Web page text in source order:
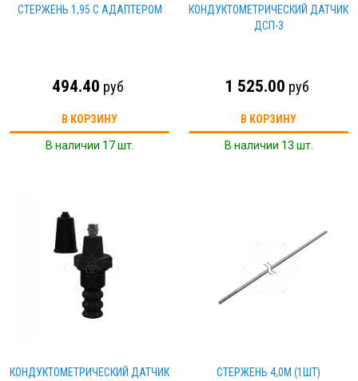
СТЕРЖЕНЬ 1,95 С АДАПТЕРОМ
494.40 руб
В КОРЗИНУ
В наличии 17 шт.
КОНДУКТОМЕТРИЧЕСКИЙ ДАТЧИК
ДСП-3
1 525.00 руб
В КОРЗИНУ
В наличии 13 шт.
КОНДУКТОМЕТРИЧЕСКИЙ ДАТЧИК
СТЕРЖЕНЬ 4,0М (1ШТ)